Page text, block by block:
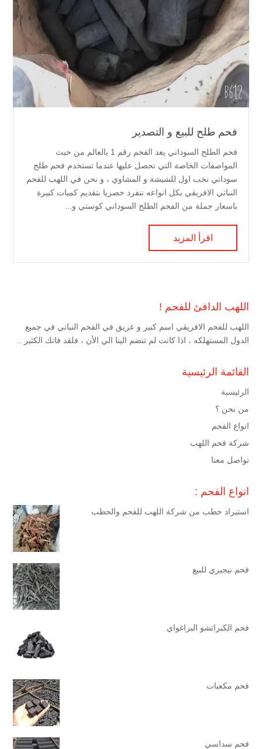
فحم طلح للبيع و التصدير
فحم الطلح السوداني يعد الفحم رقم 1 بالعالم من حيث
المواصفات الخاصة التي تحصل عليها عندما تستخدم فحم طلح
سوداني نخب اول للشيشة و المشاوي ، و نحن في اللهب للفحم
النباتي الافريقي بكل انواعه ننفرد حصريا بتقديم كميات كبيرة
باسعار جملة من الفحم الطلح السوداني كوستي و...
اقرأ المزيد
اللهب الدافئ للفحم !
اللهب للفحم الافريقي اسم كبير و عريق في الفحم النباتي في جميع
الدول المستهلكه ، اذا كانت لم تنضم الينا الي الأن ، فلقد فاتك الكثير ..
القائمة الرئيسية
الرئيسية
من نحن ؟
انواع الفحم
شركة فحم اللهب
تواصل معنا
انواع الفحم :
استيراد حطب من شركة اللهب للفحم والحطب
فحم نيجيري للبيع
فحم الكبراتشو البراغواي
فحم مكعبات
فحم سداسي